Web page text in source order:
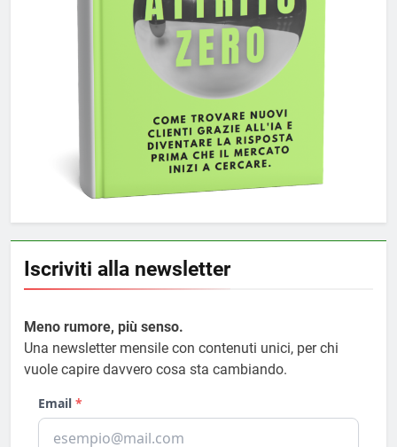
Iscriviti alla newsletter
Meno rumore, più senso.
Una newsletter mensile con contenuti unici, per chi
vuole capire davvero cosa sta cambiando.